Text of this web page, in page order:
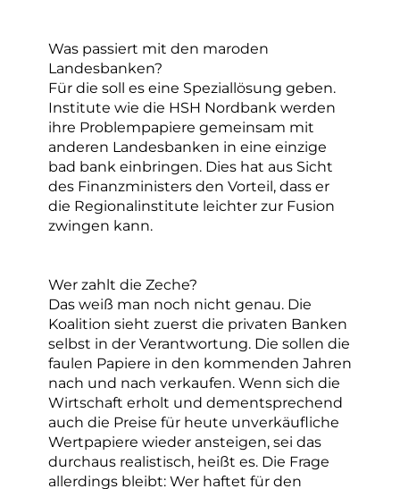
Was passiert mit den maroden
Landesbanken?
Für die soll es eine Speziallösung geben.
Institute wie die HSH Nordbank werden
ihre Problempapiere gemeinsam mit
anderen Landesbanken in eine einzige
bad bank einbringen. Dies hat aus Sicht
des Finanzministers den Vorteil, dass er
die Regionalinstitute leichter zur Fusion
zwingen kann.
Wer zahlt die Zeche?
Das weiß man noch nicht genau. Die
Koalition sieht zuerst die privaten Banken
selbst in der Verantwortung. Die sollen die
faulen Papiere in den kommenden Jahren
nach und nach verkaufen. Wenn sich die
Wirtschaft erholt und dementsprechend
auch die Preise für heute unverkäufliche
Wertpapiere wieder ansteigen, sei das
durchaus realistisch, heißt es. Die Frage
allerdings bleibt: Wer haftet für den